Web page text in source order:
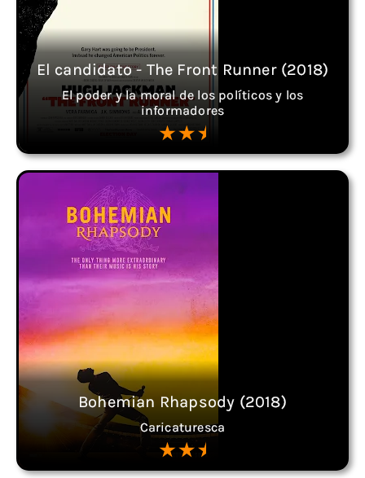
El candidato - The Front Runner (2018)
El poder y la moral de los políticos y los
informadores
Bohemian Rhapsody (2018)
Caricaturesca